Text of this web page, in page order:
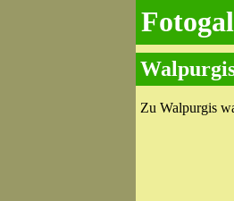
Zu Walpurgis